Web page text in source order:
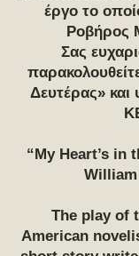
έργο το
Ροβήρος
Σας
Δευτέρας» και
“My Heart’s in
The play of
American